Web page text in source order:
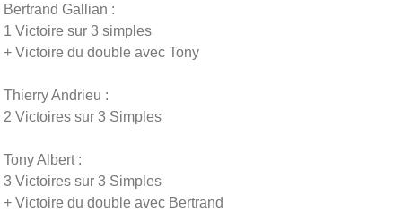
Bertrand Gallian :
1 Victoire sur 3 simples
+ Victoire du double avec Tony
Thierry Andrieu :
2 Victoires sur 3 Simples
Tony Albert :
3 Victoires sur 3 Simples
+ Victoire du double avec Bertrand